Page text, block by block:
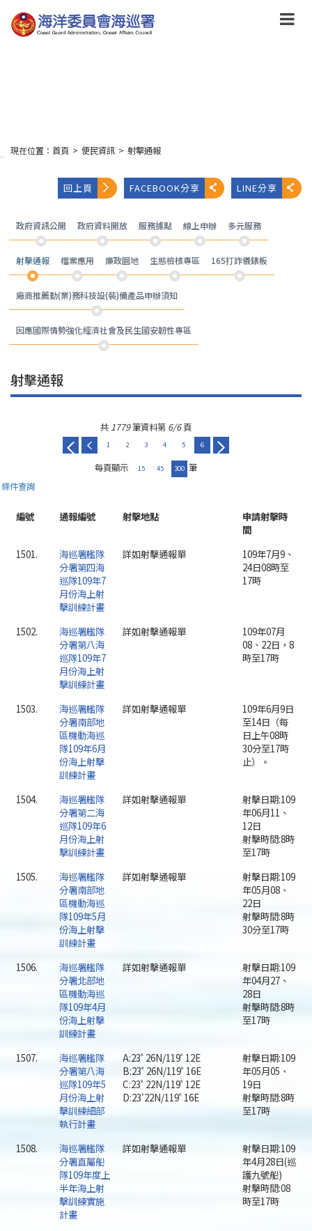
到
主
:::
現在位置： 首頁 > 便民資訊 > 射擊通報
回上頁 FACEBOOK分享 LINE分享
政府資訊公開 政府資料開放 服務據點 線上申辦 多元服務
射擊通報 檔案應用 廉政園地 生態檢核專區 165打詐儀錶板
廠商推薦勤(業)務科技設(裝)備產品申辦須知
因應國際情勢強化經濟社會及民生國安韌性專區
射擊通報
共 1779筆資料第 6/6頁
1 2 3 4 5 6
每頁顯示 15 45 300 筆
條件查詢
編號 通報編號 射擊地點
申請射擊時
間
1501.
海巡署艦隊
分署第四海
巡隊109年7
月份海上射
擊訓練計畫
詳如射擊通報單
109年7月9、
24日08時至
17時
1502.
海巡署艦隊
分署第八海
巡隊109年7
月份海上射
擊訓練計畫
詳如射擊通報單
109年07月
08、22日，8
時至17時
1503.
海巡署艦隊
分署南部地
區機動海巡
隊109年6月
份海上射擊
訓練計畫
詳如射擊通報單
109年6月9日
至14日（每
日上午08時
30分至17時
止）。
1504.
海巡署艦隊
分署第二海
巡隊109年6
月份海上射
擊訓練計畫
詳如射擊通報單
射擊日期:109
年06月11、
12日
射擊時間:8時
至17時
1505.
海巡署艦隊
分署南部地
區機動海巡
隊109年5月
份海上射擊
訓練計畫
詳如射擊通報單
射擊日期:109
年05月08、
22日
射擊時間:8時
30分至17時
1506.
海巡署艦隊
分署北部地
區機動海巡
隊109年4月
份海上射擊
訓練計畫
詳如射擊通報單
射擊日期:109
年04月27、
28日
射擊時間:8時
至17時
1507.
海巡署艦隊
分署第八海
巡隊109年5
月份海上射
擊訓練細部
執行計畫
A:23ﾟ26N/119ﾟ12E
B:23ﾟ26N/119ﾟ16E
C:23ﾟ22N/119ﾟ12E
D:23'22N/119ﾟ16E
射擊日期:109
年05月05、
19日
射擊時間:8時
至17時
1508.
海巡署艦隊
分署直屬船
隊109年度上
半年海上射
擊訓練實施
計畫
詳如射擊通報單
射擊日期:109
年4月28日(巡
護九號船)
射擊時間:08
時至17時